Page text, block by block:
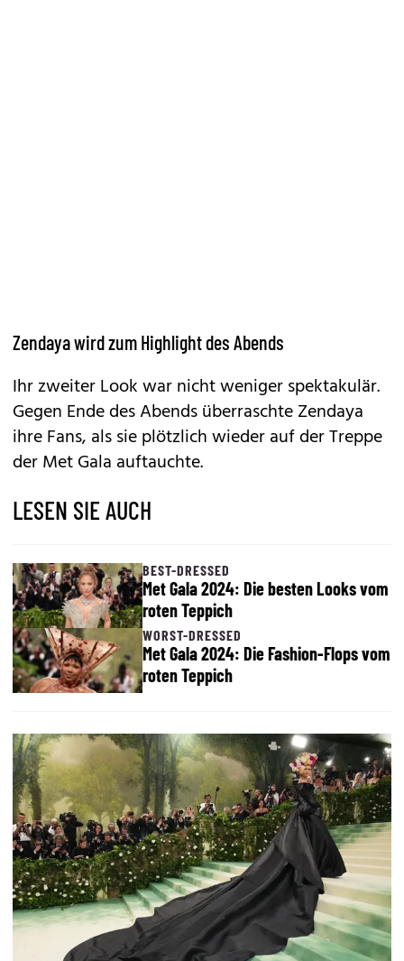
Zendaya wird zum Highlight des Abends
Ihr zweiter Look war nicht weniger spektakulär.
Gegen Ende des Abends überraschte Zendaya
ihre Fans, als sie plötzlich wieder auf der Treppe
der Met Gala auftauchte.
LESEN SIE AUCH
BEST-DRESSED
Met Gala 2024: Die besten Looks vom
roten Teppich
WORST-DRESSED
Met Gala 2024: Die Fashion-Flops vom
roten Teppich